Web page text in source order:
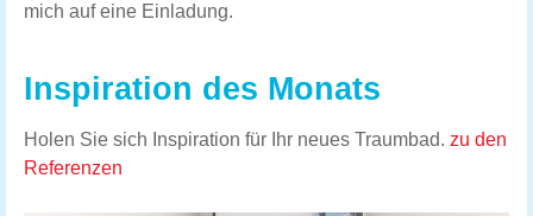
mich auf eine Einladung.
Inspiration des Monats
Holen Sie sich Inspiration für Ihr neues Traumbad. zu den
Referenzen